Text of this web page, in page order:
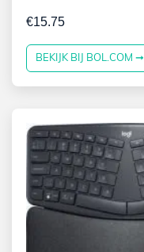
€15.75
BEKIJK BIJ BOL.COM ➞